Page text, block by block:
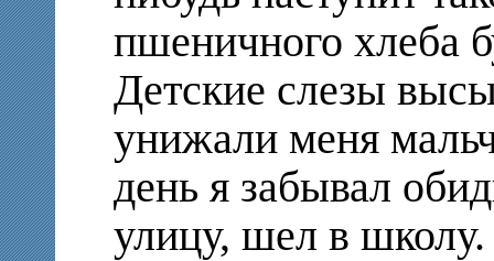
пшеничного хлеба
Детские слезы
унижали меня
день я забывал
улицу, шел в школу.